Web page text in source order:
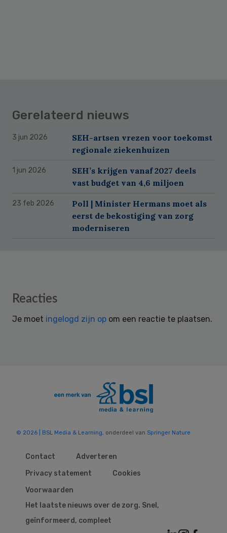
Gerelateerd nieuws
3 jun 2026
SEH-artsen vrezen voor toekomst
regionale ziekenhuizen
1 jun 2026
SEH’s krijgen vanaf 2027 deels
vast budget van 4,6 miljoen
23 feb 2026
Poll | Minister Hermans moet als
eerst de bekostiging van zorg
moderniseren
Reader
Reacties
Je moet ingelogd zijn op om een reactie te plaatsen.
© 2026 | BSL Media & Learning, onderdeel van Springer Nature
Contact
Adverteren
Privacy statement
Cookies
Voorwaarden
Het laatste nieuws over de zorg. Snel,
geïnformeerd, compleet